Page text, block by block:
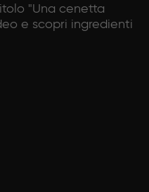
"Una cenetta
e scopri ingredienti